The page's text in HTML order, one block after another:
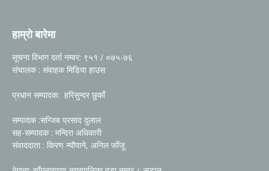
हाम्रो बारेमा
सूचना विभाग दर्ता नम्वर: ९५१ / ०७५-७६
संचालक : संवाहक मिडिया हाउस
प्रधान सम्पादक: हरिसुन्दर छुकाँ
सम्पादक :सन्जिब प्रसाद दुलाल
सह-सम्पादक : मन्दिरा अधिकारी
संवाददाता : किरण न्यौपाने, अनिल फोँजू